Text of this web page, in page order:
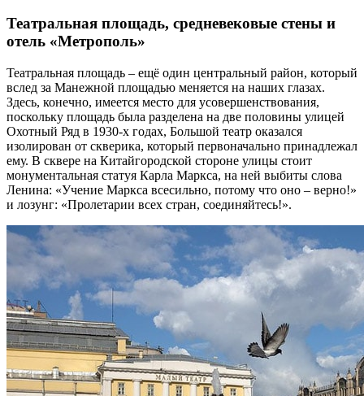
Театральная площадь, средневековые стены и
отель «Метрополь»
Театральная площадь – ещё один центральный район, который
вслед за Манежной площадью меняется на наших глазах.
Здесь, конечно, имеется место для усовершенствования,
поскольку площадь была разделена на две половины улицей
Охотный Ряд в 1930-х годах, Большой театр оказался
изолирован от скверика, который первоначально принадлежал
ему. В сквере на Китайгородской стороне улицы стоит
монументальная статуя Карла Маркса, на ней выбиты слова
Ленина: «Учение Маркса всесильно, потому что оно – верно!»
и лозунг: «Пролетарии всех стран, соединяйтесь!».